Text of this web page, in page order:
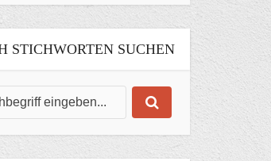
STICHWORTEN SUCHEN